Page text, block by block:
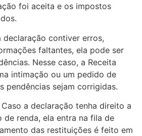
foi aceita e os impostos
declaração contiver erros,
faltantes, ela pode ser
Nesse caso, a Receita
intimação ou um pedido de
pendências sejam corrigidas.
a declaração tenha direito a
renda, ela entra na fila de
das restituições é feito em